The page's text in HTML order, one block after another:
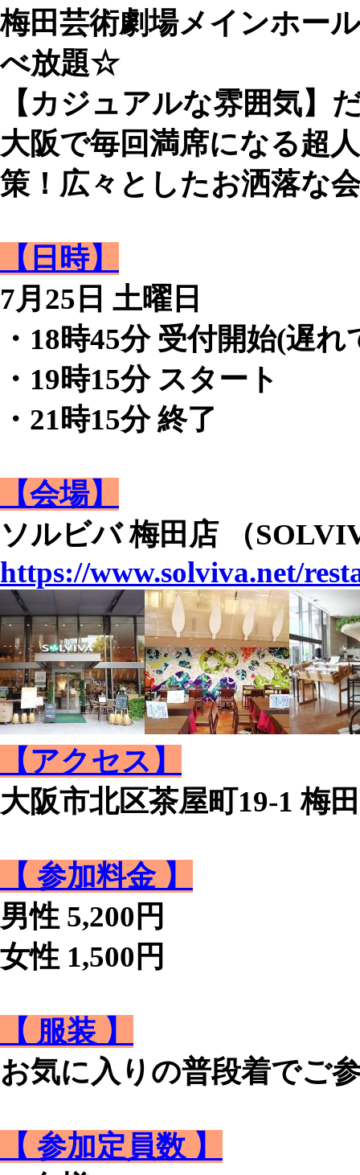
梅田芸術劇場メインホー
べ放題☆
【カジュアルな雰囲気】
大阪で毎回満席になる超
策！広々としたお洒落な
【日時】
7月25日 土曜日
・18時45分 受付開始(遅
・19時15分 スタート
・21時15分 終了
【会場】
ソルビバ 梅田店 （
https://www.solviva.net/
【アクセス】
大阪市北区茶屋町19-1 梅
【 参加料金 】
男性 5,200円
女性 1,500円
【 服装 】
お気に入りの普段着でご
【 参加定員数 】